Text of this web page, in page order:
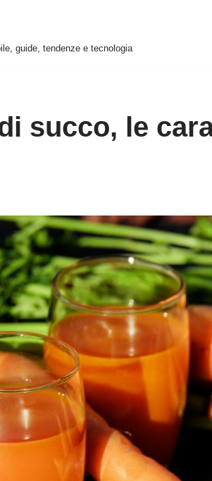
guide, tendenze e tecnologia
succo, le